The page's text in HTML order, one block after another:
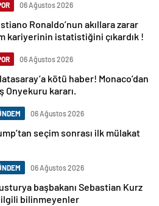
06 Ağustos 2026
Ronaldo’nun akıllara zarar
kariyerinin istatistiğini çıkardık !
06 Ağustos 2026
kötü haber! Monaco’dan
Onyekuru kararı.
06 Ağustos 2026
seçim sonrası ilk mülakat
06 Ağustos 2026
başbakanı Sebastian Kurz
bilinmeyenler